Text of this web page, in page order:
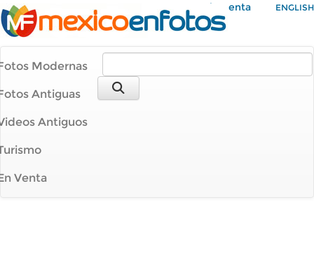
Mi Cuenta ENGLISH
Modernas
Antiguas
Antiguos
Venta